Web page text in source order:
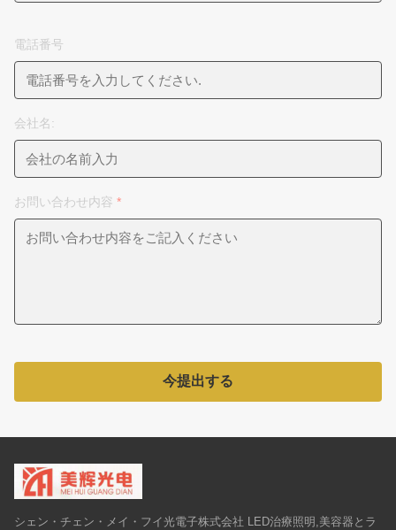
電話番号
会社名:
お問い合わせ内容 *
今提出する
シェン・チェン・メイ・フイ光電子株式会社 LED治療照明,美容器とラ